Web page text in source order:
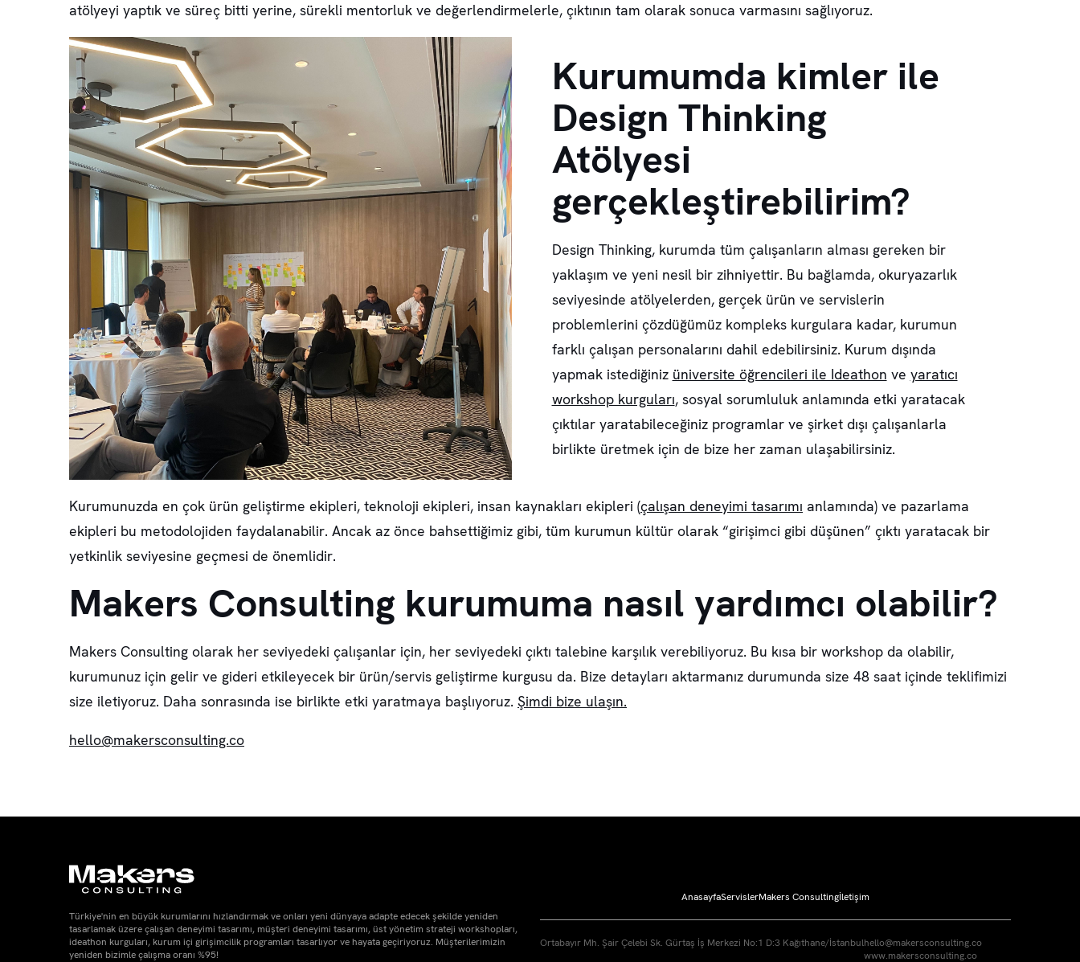
atölyeyi yaptık ve süreç bitti yerine, sürekli mentorluk ve değerlendirmelerle, çıktının tam olarak sonuca varmasını sağlıyoruz.
Kurumumda kimler ile
Design Thinking
Atölyesi
gerçekleştirebilirim?
Design Thinking, kurumda tüm çalışanların alması gereken bir
yaklaşım ve yeni nesil bir zihniyettir. Bu bağlamda, okuryazarlık
seviyesinde atölyelerden, gerçek ürün ve servislerin
problemlerini çözdüğümüz kompleks kurgulara kadar, kurumun
farklı çalışan personalarını dahil edebilirsiniz. Kurum dışında
yapmak istediğiniz üniversite öğrencileri ile Ideathon ve yaratıcı
workshop kurguları, sosyal sorumluluk anlamında etki yaratacak
çıktılar yaratabileceğiniz programlar ve şirket dışı çalışanlarla
birlikte üretmek için de bize her zaman ulaşabilirsiniz.
Kurumunuzda en çok ürün geliştirme ekipleri, teknoloji ekipleri, insan kaynakları ekipleri (çalışan deneyimi tasarımı anlamında) ve pazarlama
ekipleri bu metodolojiden faydalanabilir. Ancak az önce bahsettiğimiz gibi, tüm kurumun kültür olarak “girişimci gibi düşünen” çıktı yaratacak bir
yetkinlik seviyesine geçmesi de önemlidir.
Makers Consulting kurumuma nasıl yardımcı olabilir?
Makers Consulting olarak her seviyedeki çalışanlar için, her seviyedeki çıktı talebine karşılık verebiliyoruz. Bu kısa bir workshop da olabilir,
kurumunuz için gelir ve gideri etkileyecek bir ürün/servis geliştirme kurgusu da. Bize detayları aktarmanız durumunda size 48 saat içinde teklifimizi
size iletiyoruz. Daha sonrasında ise birlikte etki yaratmaya başlıyoruz. Şimdi bize ulaşın.
hello@makersconsulting.co
AnasayfaServislerMakers Consultingİletişim
Ortabayır Mh. Şair Çelebi Sk. Gürtaş İş Merkezi No:1 D:3 Kağıthane/İstanbulhello@makersconsulting.co
www.makersconsulting.co
Türkiye'nin en büyük kurumlarını hızlandırmak ve onları yeni dünyaya adapte edecek şekilde yeniden
tasarlamak üzere çalışan deneyimi tasarımı, müşteri deneyimi tasarımı, üst yönetim strateji workshopları,
ideathon kurguları, kurum içi girişimcilik programları tasarlıyor ve hayata geçiriyoruz. Müşterilerimizin
yeniden bizimle çalışma oranı %95!